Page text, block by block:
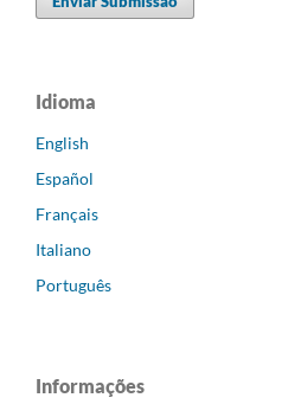
Idioma
English
Español
Français
Italiano
Português
Informações